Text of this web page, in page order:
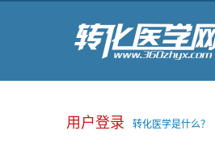
用户登录 转化医学是什么？